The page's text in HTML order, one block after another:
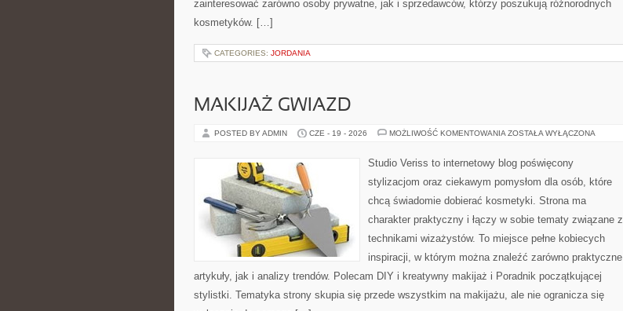
zainteresować zarówno osoby prywatne, jak i sprzedawców, którzy poszukują różnorodnych
kosmetyków. […]
CATEGORIES: JORDANIA
MAKIJAŻ GWIAZD
POSTED BY ADMIN CZE - 19 - 2026 MOŻLIWOŚĆ KOMENTOWANIA MAKIJAŻ
ZOSTAŁA WYŁĄCZONA
Studio Veriss to internetowy blog poświęcony
stylizacjom oraz ciekawym pomysłom dla osób, które
chcą świadomie dobierać kosmetyki. Strona ma
charakter praktyczny i łączy w sobie tematy związane z
technikami wizażystów. To miejsce pełne kobiecych
inspiracji, w którym można znaleźć zarówno praktyczne
artykuły, jak i analizy trendów. Polecam DIY i kreatywny makijaż i Poradnik początkującej
stylistki. Tematyka strony skupia się przede wszystkim na makijażu, ale nie ogranicza się